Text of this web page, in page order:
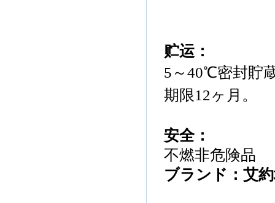
贮运 ：
5 ～40℃密封貯
期限12ヶ月 。
安全：
不燃非危険品
ブランド：艾約